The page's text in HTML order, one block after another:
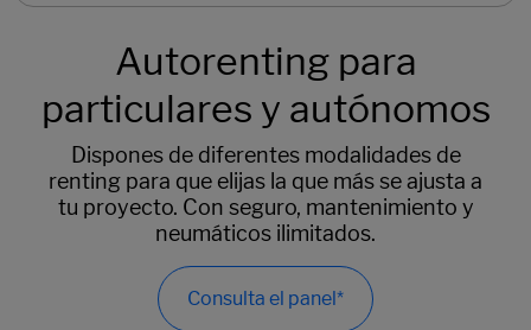
Autorenting para
particulares y autónomos
Dispones de diferentes modalidades de
renting para que elijas la que más se ajusta a
tu proyecto. Con seguro, mantenimiento y
neumáticos ilimitados.
Consulta el panel*